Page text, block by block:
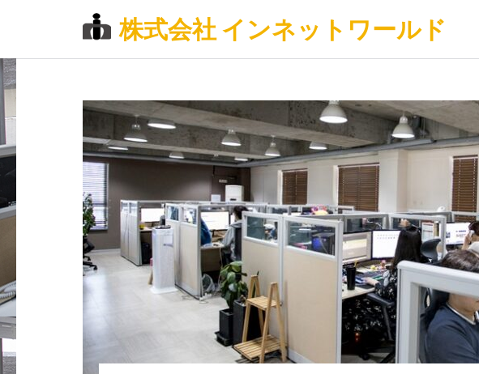
コ
ン
ツ
キ
(Enter
を
押
す)
株式会社 インネットワールド